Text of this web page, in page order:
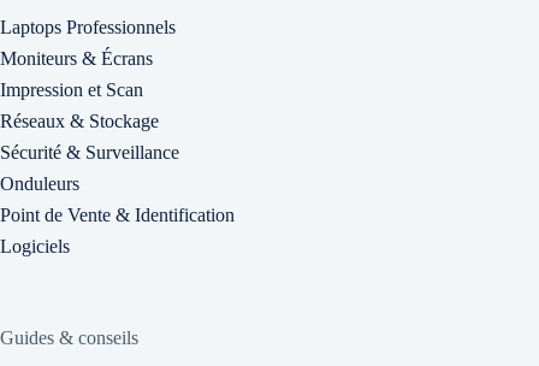
Laptops Professionnels
Moniteurs & Écrans
Impression et Scan
Réseaux & Stockage
Sécurité & Surveillance
Onduleurs
Point de Vente & Identification
Logiciels
Guides & conseils